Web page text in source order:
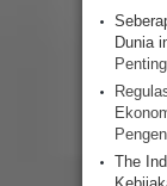
Dunia
The